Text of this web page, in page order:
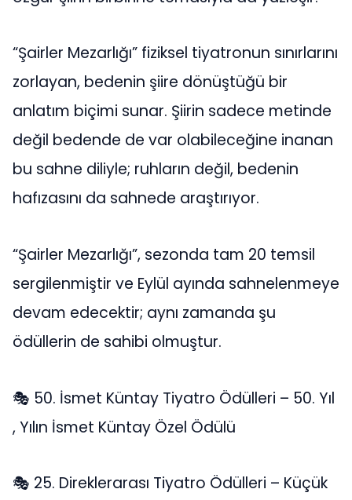
“Şairler Mezarlığı” fiziksel tiyatronun sınırlarını
zorlayan, bedenin şiire dönüştüğü bir
anlatım biçimi sunar. Şiirin sadece metinde
değil bedende de var olabileceğine inanan
bu sahne diliyle; ruhların değil, bedenin
hafızasını da sahnede araştırıyor.
“Şairler Mezarlığı”, sezonda tam 20 temsil
sergilenmiştir ve Eylül ayında sahnelenmeye
devam edecektir; aynı zamanda şu
ödüllerin de sahibi olmuştur.
🎭 50. İsmet Küntay Tiyatro Ödülleri – 50. Yıl
, Yılın İsmet Küntay Özel Ödülü
🎭 25. Direklerarası Tiyatro Ödülleri – Küçük